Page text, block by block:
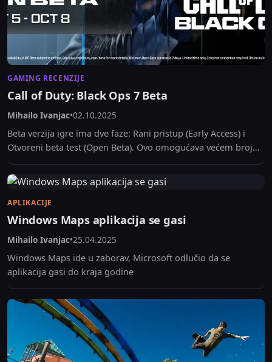
GAMING RECENZIJE
Call of Duty: Black Ops 7 Beta
Mihailo Ivanjac•02.10.2025
Beta verzija igre ima dve faze: Rani pristup (Early Access) i
Otvoreni beta test (Open Beta). Ovo omogućava većem broju
igrača da isprobaju igru...
APLIKACIJE
Windows Maps aplikacija se gasi
Mihailo Ivanjac•25.04.2025
Windows Maps ide u zaborav, Microsoft odlučio da se
aplikacija gasi do kraja godine